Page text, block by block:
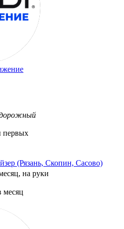
первых
(Рязань, Скопин, Сасово)
на руки
месяц